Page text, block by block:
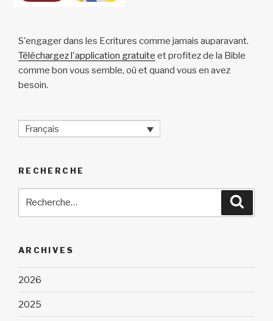
S'engager dans les Ecritures comme jamais auparavant.
Téléchargez l'application gratuite et profitez de la Bible
comme bon vous semble, où et quand vous en avez
besoin.
Français
RECHERCHE
ARCHIVES
2026
2025